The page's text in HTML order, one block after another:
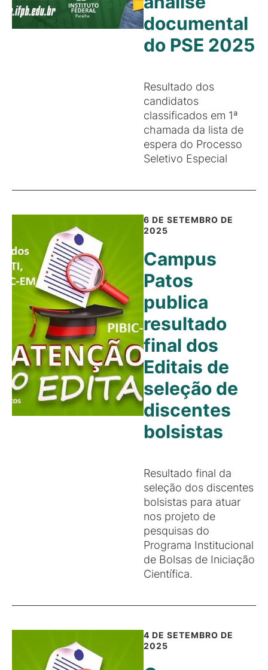
documental
do PSE 2025
Resultado dos
candidatos
classificados em 1ª
chamada da lista de
espera do Processo
Seletivo Especial
6 DE SETEMBRO DE
2025
Campus
Patos
publica
resultado
final dos
Editais de
seleção de
discentes
bolsistas
Resultado final da
seleção dos discentes
bolsistas para atuar
nos projeto de
pesquisas do
Programa Institucional
de Bolsas de Iniciação
Científica.
4 DE SETEMBRO DE
2025